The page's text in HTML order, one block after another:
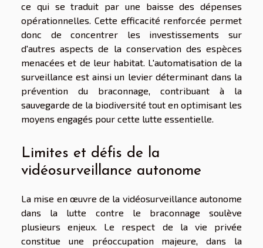
ce qui se traduit par une baisse des dépenses
opérationnelles. Cette efficacité renforcée permet
donc de concentrer les investissements sur
d'autres aspects de la conservation des espèces
menacées et de leur habitat. L'automatisation de la
surveillance est ainsi un levier déterminant dans la
prévention du braconnage, contribuant à la
sauvegarde de la biodiversité tout en optimisant les
moyens engagés pour cette lutte essentielle.
Limites et défis de la
vidéosurveillance autonome
La mise en œuvre de la vidéosurveillance autonome
dans la lutte contre le braconnage soulève
plusieurs enjeux. Le respect de la vie privée
constitue une préoccupation majeure, dans la